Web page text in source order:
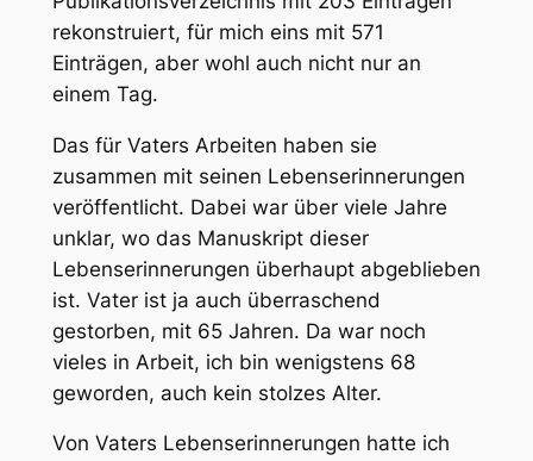
rekonstruiert, für mich eins mit 571
Einträgen, aber wohl auch nicht nur an
einem Tag.
Das für Vaters Arbeiten haben sie
zusammen mit seinen Lebenserinnerungen
veröffentlicht. Dabei war über viele Jahre
unklar, wo das Manuskript dieser
Lebenserinnerungen überhaupt abgeblieben
ist. Vater ist ja auch überraschend
gestorben, mit 65 Jahren. Da war noch
vieles in Arbeit, ich bin wenigstens 68
geworden, auch kein stolzes Alter.
Von Vaters Lebenserinnerungen hatte ich